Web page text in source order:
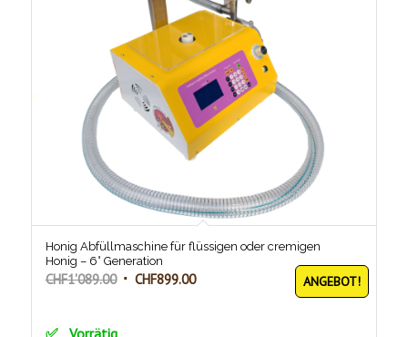
Honig Abfüllmaschine für flüssigen oder cremigen
Honig – 6° Generation
CHF1'089.00 Ursprünglicher
CHF899.00Aktueller
ANGEBOT!